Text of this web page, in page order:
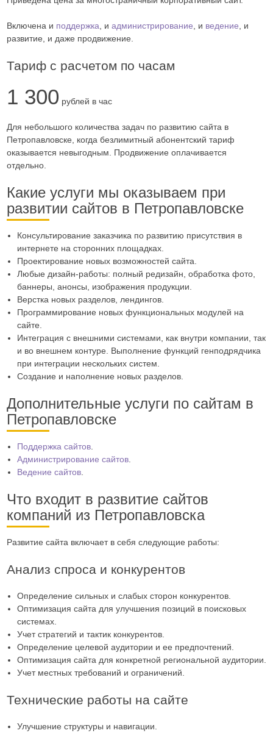
Включена и поддержка , и администрирование , и ведение , и
развитие, и даже продвижение.
Тариф с расчетом по часам
1 300 рублей в час
Для небольшого количества задач по развитию сайта в
Петропавловске, когда безлимитный абонентский тариф
оказывается невыгодным. Продвижение оплачивается
отдельно.
Какие услуги мы оказываем при
развитии сайтов в Петропавловске
Консультирование заказчика по развитию присутствия в
интернете на сторонних площадках.
Проектирование новых возможностей сайта.
Любые дизайн-работы: полный редизайн, обработка фото,
баннеры, анонсы, изображения продукции.
Верстка новых разделов, лендингов.
Программирование новых функциональных модулей на
сайте.
Интеграция с внешними системами, как внутри компании, так
и во внешнем контуре. Выполнение функций генподрядчика
при интеграции нескольких систем.
Создание и наполнение новых разделов.
Дополнительные услуги по сайтам в
Петропавловске
Поддержка сайтов
Администрирование сайтов
Ведение сайтов
Что входит в развитие сайтов
компаний из Петропавловска
Развитие сайта включает в себя следующие работы:
Анализ спроса и конкурентов
Определение сильных и слабых сторон конкурентов.
Оптимизация сайта для улучшения позиций в поисковых
системах.
Учет стратегий и тактик конкурентов.
Определение целевой аудитории и ее предпочтений.
Оптимизация сайта для конкретной региональной аудитории.
Учет местных требований и ограничений.
Технические работы на сайте
Улучшение структуры и навигации.